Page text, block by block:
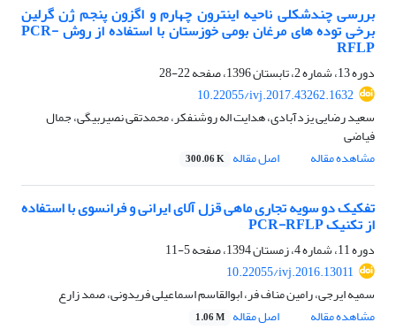
بررسی چندشکلی ناحیه اینترون چهارم و اگزون پنجم ژن گرلین
برخی توده های مرغان بومی خوزستان با استفاده از روش PCR-
RFLP
دوره 13، شماره 2، تابستان 1396، صفحه
22-28
10.22055/ivj.2017.43262.1632
سعید رضایی یزدآبادی، هدایت اله روشنفکر، محمدتقی نصیربیگی، جمال
فیاضی
مشاهده مقاله
اصل مقاله 300.06 K
تفکیک دو سویه تجاری ماهی قزل آلای ایرانی و فرانسوی با استفاده
از تکنیک PCR-RFLP
دوره 11، شماره 4، زمستان 1394، صفحه
5-11
10.22055/ivj.2016.13011
سمیه ایرجی، رامین مناف فر، ابوالقاسم اسماعیلی فریدونی، صمد زارع
مشاهده مقاله
اصل مقاله 1.06 M